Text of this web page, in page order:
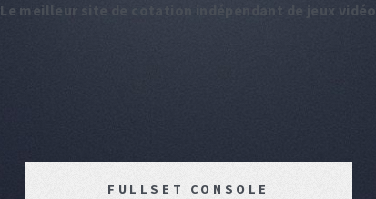
Le meilleur site de cotation indépendant de jeux vidéo
FULLSET CONSOLE